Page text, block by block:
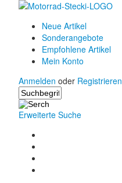
Neue Artikel
Sonderangebote
Empfohlene Artikel
Mein Konto
Anmelden oder Registrieren
Erweiterte Suche